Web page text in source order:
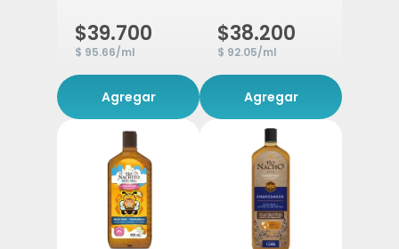
$39.700
$ 95.66/ml
Agregar
$38.200
$ 92.05/ml
Agregar